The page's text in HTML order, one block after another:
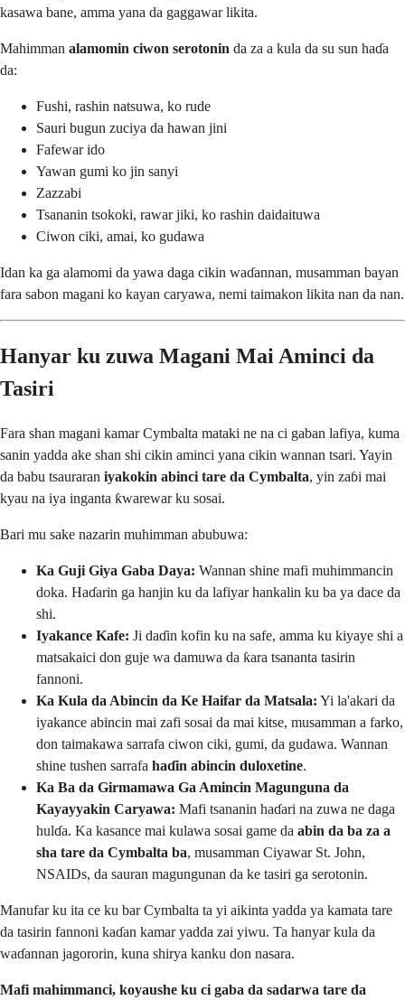
kasawa bane, amma yana da gaggawar likita.
Mahimman alamomin ciwon serotonin da za a kula da su sun haɗa
da:
Fushi, rashin natsuwa, ko rude
Sauri bugun zuciya da hawan jini
Fafewar ido
Yawan gumi ko jin sanyi
Zazzabi
Tsananin tsokoki, rawar jiki, ko rashin daidaituwa
Ciwon ciki, amai, ko gudawa
Idan ka ga alamomi da yawa daga cikin waɗannan, musamman bayan
fara sabon magani ko kayan caryawa, nemi taimakon likita nan da nan.
Hanyar ku zuwa Magani Mai Aminci da
Tasiri
Fara shan magani kamar Cymbalta mataki ne na ci gaban lafiya, kuma
sanin yadda ake shan shi cikin aminci yana cikin wannan tsari. Yayin
da babu tsauraran iyakokin abinci tare da Cymbalta, yin zaɓi mai
kyau na iya inganta ƙwarewar ku sosai.
Bari mu sake nazarin muhimman abubuwa:
Ka Guji Giya Gaba Daya: Wannan shine mafi muhimmancin
doka. Haɗarin ga hanjin ku da lafiyar hankalin ku ba ya dace da
shi.
Iyakance Kafe: Ji daɗin kofin ku na safe, amma ku kiyaye shi a
matsakaici don guje wa damuwa da ƙara tsananta tasirin
fannoni.
Ka Kula da Abincin da Ke Haifar da Matsala: Yi la'akari da
iyakance abincin mai zafi sosai da mai kitse, musamman a farko,
don taimakawa sarrafa ciwon ciki, gumi, da gudawa. Wannan
shine tushen sarrafa haɗin abincin duloxetine.
Ka Ba da Girmamawa Ga Amincin Magunguna da
Kayayyakin Caryawa: Mafi tsananin haɗari na zuwa ne daga
hulɗa. Ka kasance mai kulawa sosai game da abin da ba za a
sha tare da Cymbalta ba, musamman Ciyawar St. John,
NSAIDs, da sauran magungunan da ke tasiri ga serotonin.
Manufar ku ita ce ku bar Cymbalta ta yi aikinta yadda ya kamata tare
da tasirin fannoni kaɗan kamar yadda zai yiwu. Ta hanyar kula da
waɗannan jagororin, kuna shirya kanku don nasara.
Mafi mahimmanci, koyaushe ku ci gaba da sadarwa tare da